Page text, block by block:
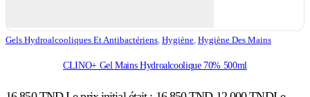
Gels Hydroalcooliques Et Antibactériens, Hygiène, Hygiène Des Mains
CLINO+ Gel Mains Hydroalcoolique 70% 500ml